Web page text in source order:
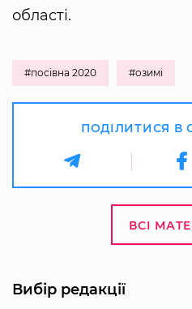
області.
#посівна 2020 #озимі
ПОДІЛИТИСЯ В
ВСІ
Вибір редакції